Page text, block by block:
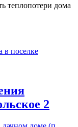
теплопотери дома
2